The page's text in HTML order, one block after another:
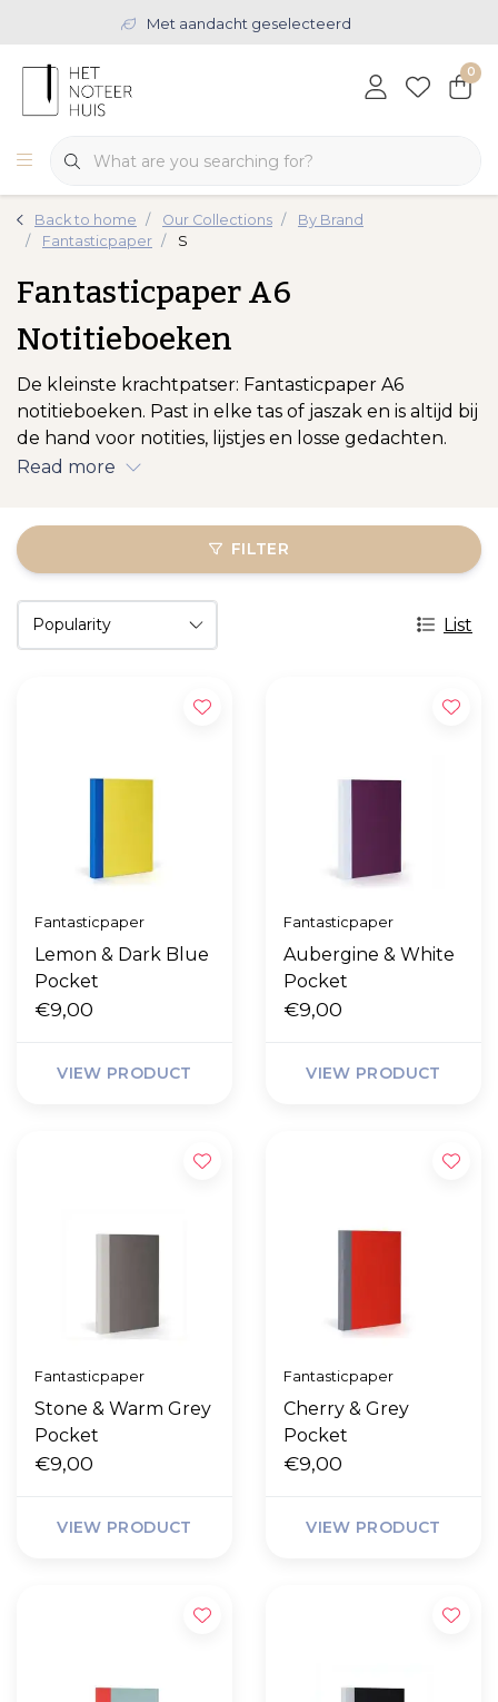
Met aandacht geselecteerd
0
Back to home Our Collections
By Brand
Fantasticpaper
S
Fantasticpaper A6
Notitieboeken
De kleinste krachtpatser: Fantasticpaper A6
notitieboeken. Past in elke tas of jaszak en is altijd bij
de hand voor notities, lijstjes en losse gedachten.
Read more
FILTER
List
Fantasticpaper
Lemon & Dark Blue
Pocket
€9,00
VIEW PRODUCT
Fantasticpaper
Aubergine & White
Pocket
€9,00
VIEW PRODUCT
Fantasticpaper
Stone & Warm Grey
Pocket
€9,00
VIEW PRODUCT
Fantasticpaper
Cherry & Grey
Pocket
€9,00
VIEW PRODUCT